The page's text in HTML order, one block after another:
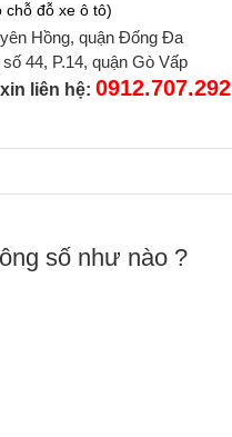
chỗ đỗ xe ô tô)
Hồng, quận Đống Đa
44, P.14, quận Gò Vấp
liên hệ: 0912.707.292
số như nào ?